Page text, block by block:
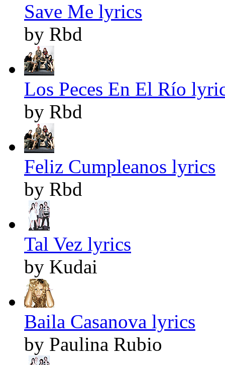
Save Me lyrics
by Rbd
Los Peces En El Río
by Rbd
Feliz Cumpleanos lyrics
by Rbd
Tal Vez lyrics
by Kudai
Baila Casanova lyrics
by Paulina Rubio